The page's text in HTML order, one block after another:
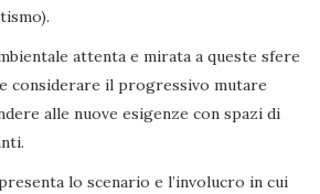
attenta e mirata a queste sfere
considerare il progressivo mutare
alle nuove esigenze con spazi di
lo scenario e l’involucro in cui